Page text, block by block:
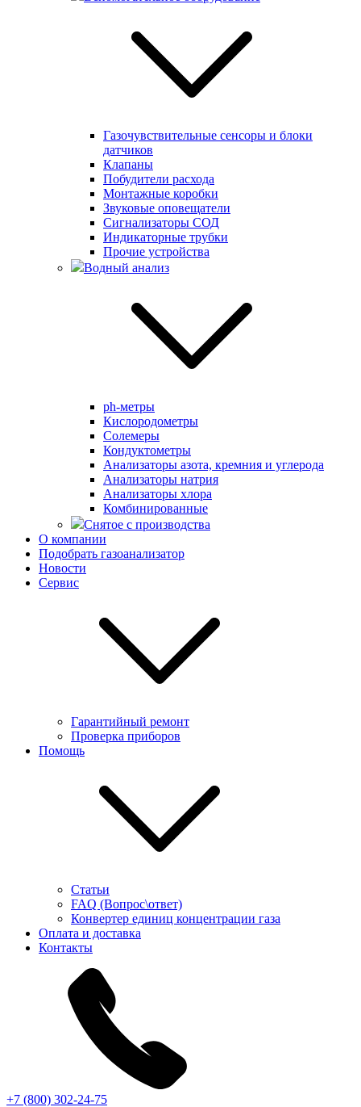
Газочувствительные сенсоры и блоки
датчиков
Клапаны
Побудители расхода
Монтажные коробки
Звуковые оповещатели
Сигнализаторы СОД
Индикаторные трубки
Прочие устройства
Водный анализ
ph-метры
Кислородометры
Солемеры
Кондуктометры
Анализаторы азота, кремния и углерода
Анализаторы натрия
Анализаторы хлора
Комбинированные
Снятое с производства
О компании
Подобрать газоанализатор
Новости
Сервис
Гарантийный ремонт
Проверка приборов
Помощь
Статьи
FAQ (Вопрос\ответ)
Конвертер единиц концентрации газа
Оплата и доставка
Контакты
+7 (800) 302-24-75